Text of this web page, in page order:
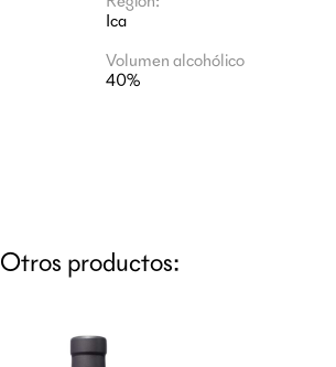
Ica
Volumen alcohólico
40%
Otros productos: